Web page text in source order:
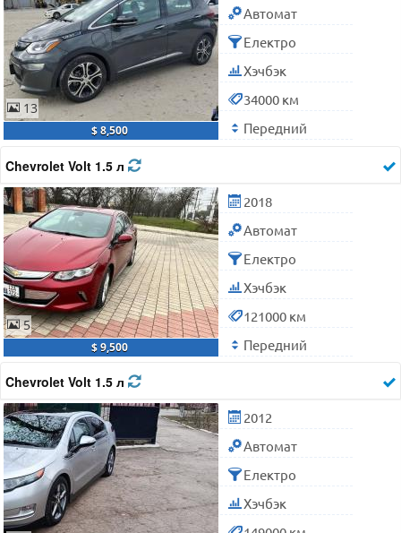
13
$ 8,500
Автомат
Електро
Хэчбэк
34000 км
Передний
Chevrolet Volt 1.5 л
5
$ 9,500
2018
Автомат
Електро
Хэчбэк
121000 км
Передний
Chevrolet Volt 1.5 л
2012
Автомат
Електро
Хэчбэк